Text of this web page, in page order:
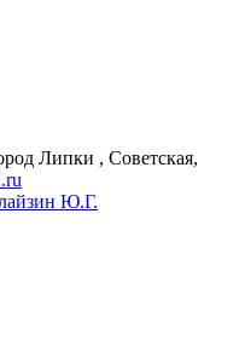
Липки , Советская,
Ю.Г.